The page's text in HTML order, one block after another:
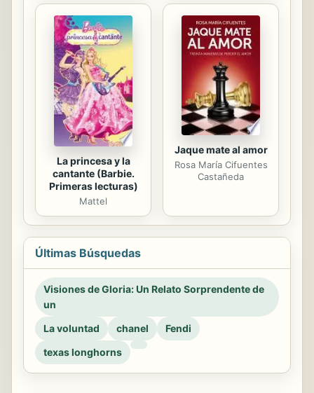
La princesa y la
cantante (Barbie.
Primeras lecturas)
Mattel
Jaque mate al amor
Rosa María Cifuentes
Castañeda
Últimas Búsquedas
Visiones de Gloria: Un Relato Sorprendente de
un
La voluntad
chanel
Fendi
texas longhorns